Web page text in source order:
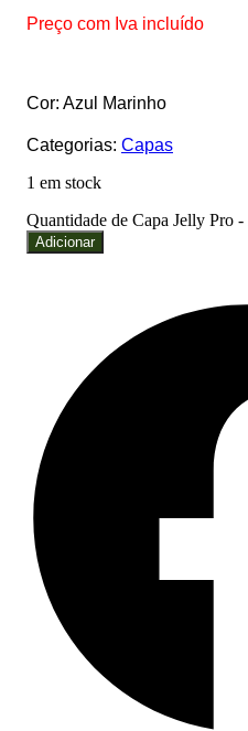
Preço com Iva incluído
Cor: Azul Marinho
Categorias: Capas
1 em stock
Quantidade de Capa Jelly Pro
Adicionar